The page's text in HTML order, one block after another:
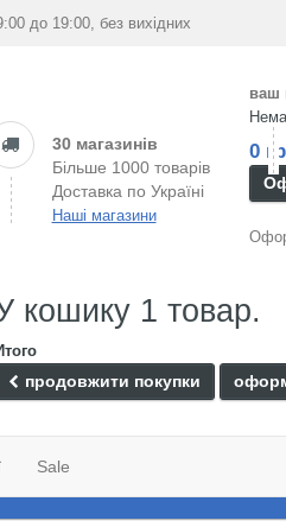
до 19:00, без вихідних
30 магазинів
Більше 1000 товарів
Доставка по Україні
Наші магазини
ваш
0
кошику 1 товар.
продовжити покупки
Sale